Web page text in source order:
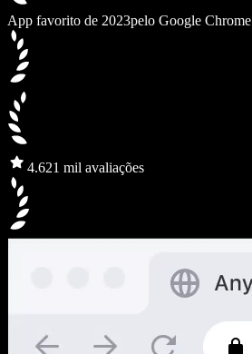
App favorito de 2023pelo Google Chrome
4.621 mil avaliações